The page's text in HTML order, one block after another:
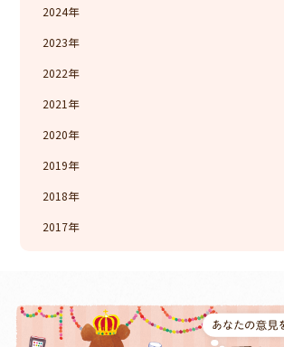
2024
2023
2022
2021
2020
2019
2018
2017